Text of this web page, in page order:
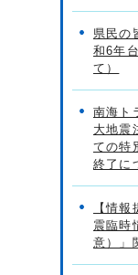
県民の
和6年
て）
南海ト
大地震
ての特
終了に
【情
震臨時
意）」